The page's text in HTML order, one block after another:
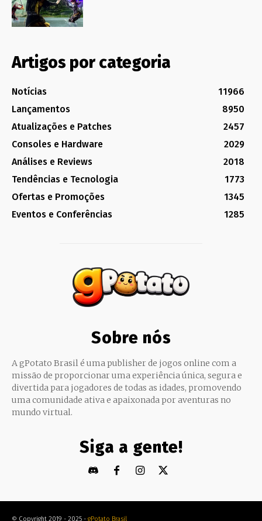
Artigos por categoria
Notícias
11966
Lançamentos
8950
Atualizações e Patches
2457
Consoles e Hardware
2029
Análises e Reviews
2018
Tendências e Tecnologia
1773
Ofertas e Promoções
1345
Eventos e Conferências
1285
Sobre nós
A gPotato Brasil é uma publisher de jogos online com a
missão de proporcionar uma experiência única, segura e
divertida para jogadores de todas as idades, promovendo
uma comunidade ativa e apaixonada por aventuras no
mundo virtual.
Siga a gente!
© Copyright 2019 - 2025 - gPotato Brasil